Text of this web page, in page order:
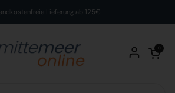
Lieferung ab 125€
Warenkorb
0